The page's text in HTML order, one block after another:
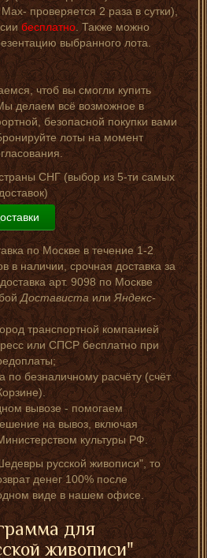
проверяется 2 раза в сутки),
бесплатно. Также можно
выбранного лота.
чтоб вы смогли купить
делаем всё возможное в
безопасной покупки вами
лоты на момент
СНГ (выбор из 5-ти самых
по Москве в течение 1-2
в наличии, срочная доставка за
арт. 9098 по Москве
Достависта илиЯндекс-
транспортной компанией
или СПСР бесплатно при
по безналичному расчёту (счёт
вывозе - помогаем
на вывоз, включая
культуры РФ.
русской живописи", то
денег 100% после
виде в нашем офисе.
для
живописи"